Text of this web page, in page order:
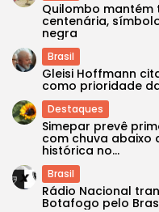
Quilombo mantém
centenária,
negra
Brasil
Gleisi Hoffmann
como prioridade
Destaques
Simepar prevê
com chuva abaixo
histórica no...
Brasil
Rádio Nacional
Botafogo pelo